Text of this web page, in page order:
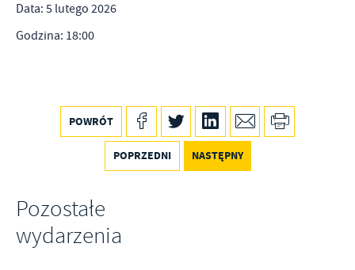
Data: 5 lutego 2026
Godzina: 18:00
POWRÓT
POPRZEDNI NASTĘPNY
Pozostałe
wydarzenia